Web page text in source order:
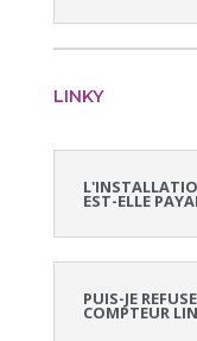
LINKY
EST-ELLE
PUIS-JE
COMPTEUR